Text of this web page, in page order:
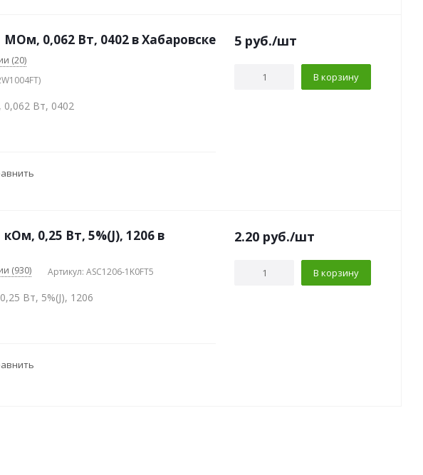
МОм, 0,062 Вт, 0402 в Хабаровске
(20)
Вт, 0402
5 руб./шт
В корзину
0,25 Вт, 5%(J), 1206 в
(930) Артикул: ASC1206-1K0FT5
Вт, 5%(J), 1206
2.20 руб./шт
В корзину